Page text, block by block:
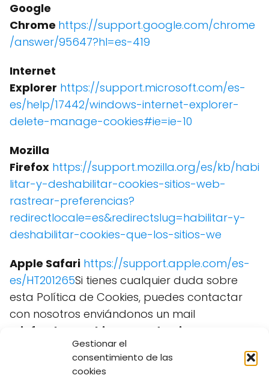
Gestionar el
consentimiento de las
cookies
Google
Chrome https://support.google.com/chrome
/answer/95647?hl=es-419
Internet
Explorer https://support.microsoft.com/es-
es/help/17442/windows-internet-explorer-
delete-manage-cookies#ie=ie-10
Mozilla
Firefox https://support.mozilla.org/es/kb/habi
litar-y-deshabilitar-cookies-sitios-web-
rastrear-preferencias?
redirectlocale=es&redirectslug=habilitar-y-
deshabilitar-cookies-que-los-sitios-we
Apple Safari https://support.apple.com/es-
es/HT201265Si tienes cualquier duda sobre
esta Política de Cookies, puedes contactar
con nosotros enviándonos un mail
info@bazarchinocercademi.es